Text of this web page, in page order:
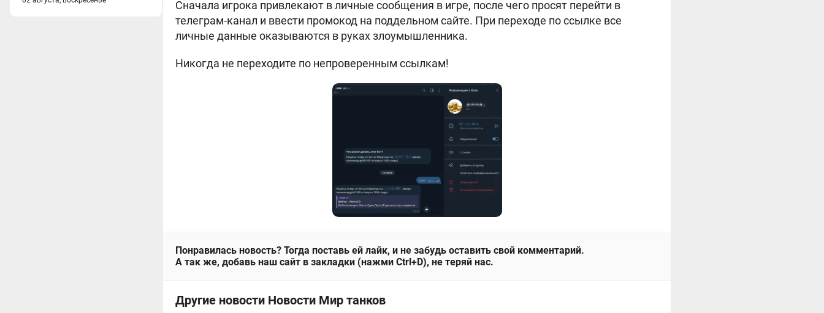
Сначала игрока привлекают в личные сообщения в игре, после чего просят перейти в
телеграм-канал и ввести промокод на поддельном сайте. При переходе по ссылке все
личные данные оказываются в руках злоумышленника.
Никогда не переходите по непроверенным ссылкам!
Понравилась новость? Тогда поставь ей лайк, и не забудь оставить свой комментарий.
А так же, добавь наш сайт в закладки (нажми Ctrl+D), не теряй нас.
Другие новости Новости Мир танков